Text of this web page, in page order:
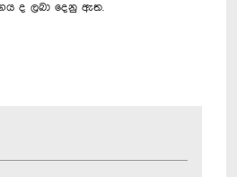
ද ලබා දෙනු ඇත.